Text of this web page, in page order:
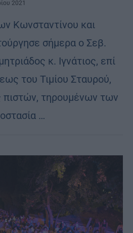
2021
Κωνσταντίνου και
σήμερα ο Σεβ.
κ. Ιγνάτιος, επί
του Τιμίου Σταυρού,
πιστών, τηρουμένων των
…